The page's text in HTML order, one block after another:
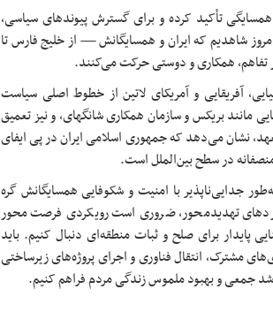
تأکید کرده و برای گسترش پیوندهای سیاسی،
شاهدیم که ایران و همسایگانش — از خلیج فارس تا
همکاری و دوستی حرکت می‌کنند.
آفریقایی و آمریکای لاتین از خطوط اصلی سیاست
بریکس و سازمان همکاری شانگهای، و نیز تعمیق
نشان می‌دهد که جمهوری اسلامی ایران در پی ایفای
در سطح بین‌الملل است.
جدایی‌ناپذیر با امنیت و شکوفایی همسایگانش گره
تهدیدمحور، ضروری است رویکردی فرصت محور
پایدار برای صلح و ثبات منطقه‌ای دنبال کنیم. باید
مشترک، انتقال فناوری و اجرای پروژه‌های زیرساختی
رشد جمعی و بهبود ملموس زندگی مردم فراهم کنیم.